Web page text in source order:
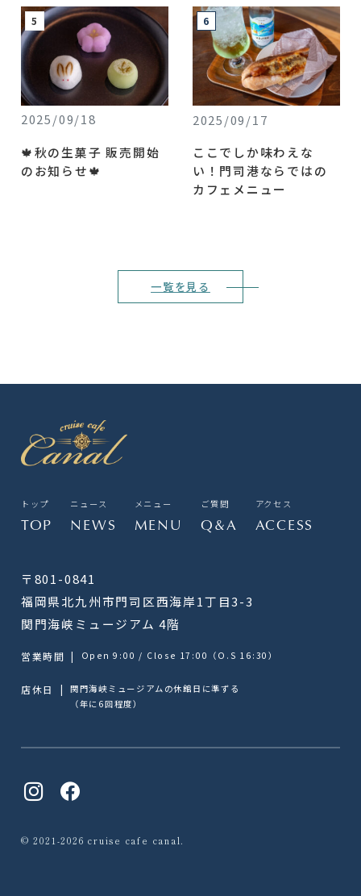
2025/09/18
🍁秋の生菓子 販売開始
のお知らせ🍁
2025/09/17
ここでしか味わえな
い！門司港ならではの
カフェメニュー
一覧を見る
〒801-0841
福岡県北九州市門司区西海岸1丁目3-3
関門海峡ミュージアム 4階
営業時間 | Open 9:00 / Close 17:00（O.S 16:30）
店休日 |
関門海峡ミュージアムの休館日に準ずる
（年に6回程度）
トップ
TOP
ニュース
NEWS
メニュー
MENU
ご質問
Q&A
アクセス
ACCESS
© 2021-2026 cruise cafe canal.